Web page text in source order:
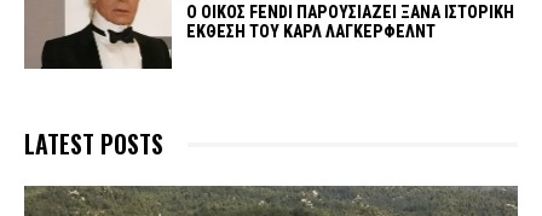
Ο ΟΙΚΟΣ FENDI ΠΑΡΟΥΣΙΑΖΕΙ ΞΑΝΑ ΙΣΤΟΡΙΚΗ
ΕΚΘΕΣΗ ΤΟΥ ΚΑΡΛ ΛΑΓΚΕΡΦΕΛΝΤ
LATEST POSTS